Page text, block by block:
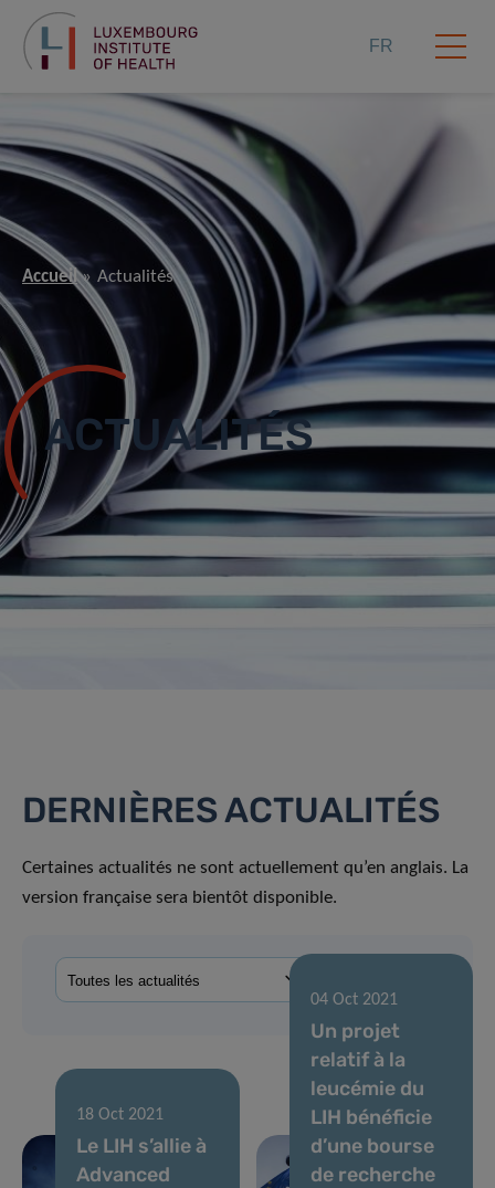
FR
Accueil Actualités
ACTUALITÉS
DERNIÈRES ACTUALITÉS
Certaines actualités ne sont actuellement qu’en anglais. La
version française sera bientôt disponible.
18 Oct 2021
Le LIH s’allie à
Advanced
04 Oct 2021
Un projet
relatif à la
leucémie du
LIH bénéficie
d’une bourse
de recherche